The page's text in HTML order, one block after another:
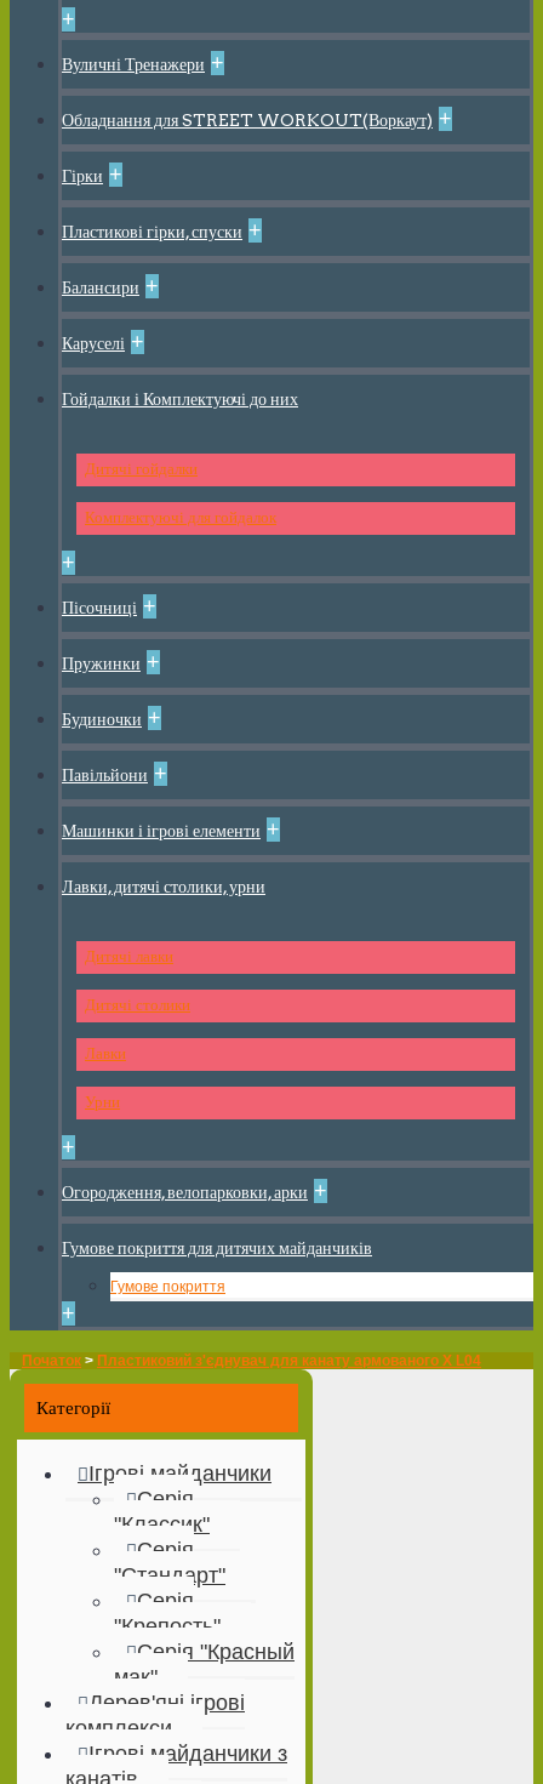
+
Вуличні Тренажери +
Обладнання для STREET WORKOUT(Воркаут) +
Гірки +
Пластикові гірки, спуски +
Балансири +
Каруселі +
Гойдалки і Комплектуючі до них
Дитячі гойдалки
Комплектуючі для гойдалок
+
Пісочниці +
Пружинки +
Будиночки +
Павільйони +
Машинки і ігрові елементи +
Лавки, дитячі столики, урни
Дитячі лавки
Дитячі столики
Лавки
Урни
+
Огородження, велопарковки, арки +
Гумове покриття для дитячих майданчиків
Гумове покриття
+
Початок > Пластиковий з'єднувач для канату армованого Х L04
Категорії
Ігрові майданчики
Серія
"Классик"
Серія
"Стандарт"
Серія
"Крепость"
Серія "Красный
мак"
Дерев'яні ігрові
комплекси
Ігрові майданчики з
канатів